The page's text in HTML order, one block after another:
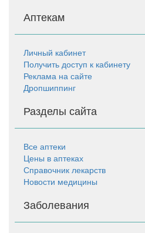
Аптекам
Личный кабинет
Получить доступ к кабинету
Реклама на сайте
Дропшиппинг
Разделы сайта
Все аптеки
Цены в аптеках
Справочник лекарств
Новости медицины
Заболевания